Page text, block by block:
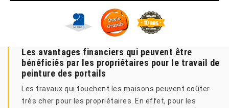
Les avantages financiers qui peuvent être
bénéficiés par les propriétaires pour le travail de
peinture des portails
Les travaux qui touchent les maisons peuvent coûter
très cher pour les propriétaires. En effet, pour les